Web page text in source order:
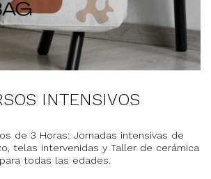
INTENSIVOS
de 3 Horas: Jornadas intensivas de
telas intervenidas y Taller de cerámica
para todas las edades.